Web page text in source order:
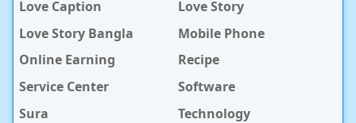
Love Caption
Love Story
Love Story Bangla
Mobile Phone
Online Earning
Recipe
Service Center
Software
Sura
Technology